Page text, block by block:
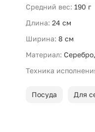
Средний вес: 190 г
Длина: 24 см
Ширина: 8 см
Материал:
Техника
Посуда Для